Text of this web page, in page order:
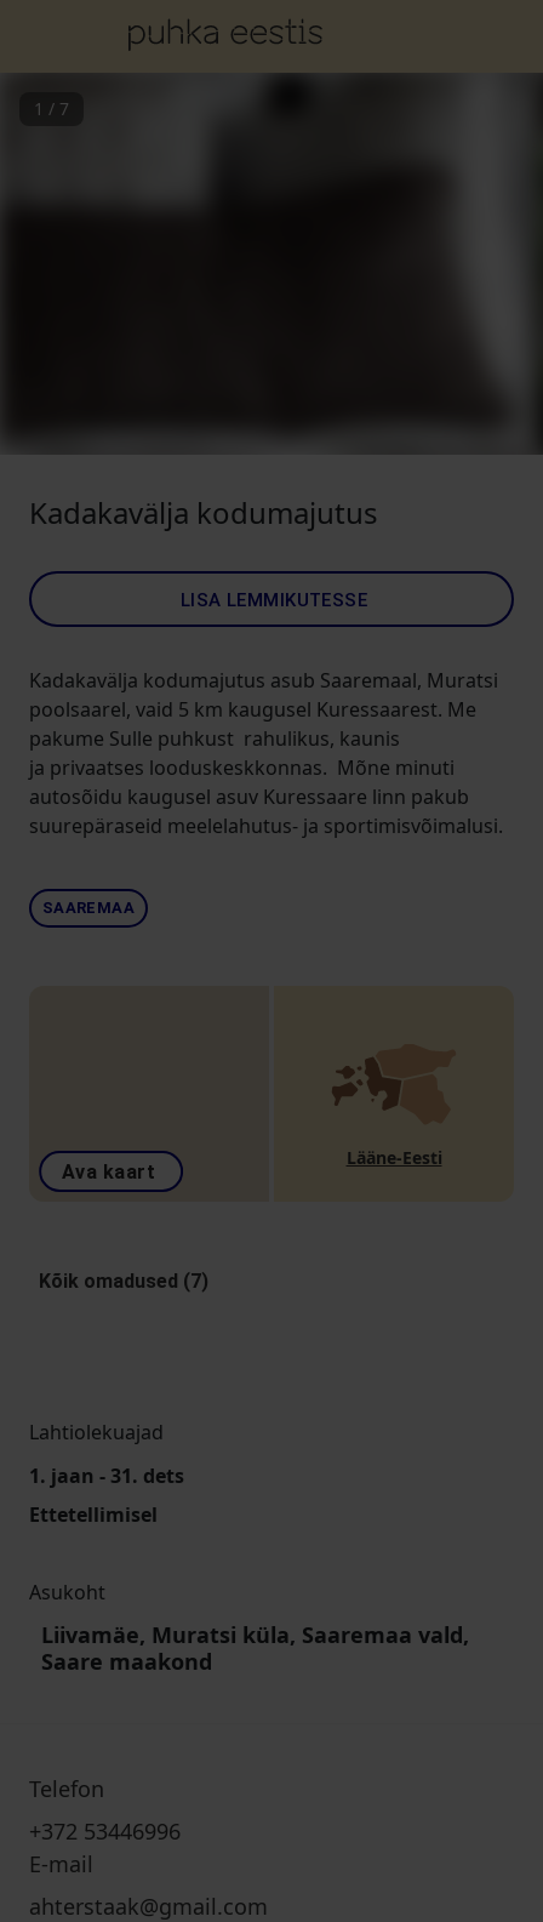
1 / 7
Kadakavälja kodumajutus
LISA LEMMIKUTESSE
Kadakavälja kodumajutus asub Saaremaal, Muratsi
poolsaarel, vaid 5 km kaugusel Kuressaarest. Me
pakume Sulle puhkust rahulikus, kaunis
ja privaatses looduskeskkonnas. Mõne minuti
autosõidu kaugusel asuv Kuressaare linn pakub
suurepäraseid meelelahutus- ja sportimisvõimalusi.
SAAREMAA
Ava kaart
Lääne-Eesti
Kõik omadused (7)
Lahtiolekuajad
1. jaan - 31. dets
Ettetellimisel
Asukoht
Liivamäe, Muratsi küla, Saaremaa vald,
Saare maakond
Telefon
+372 53446996
E-mail
ahterstaak@gmail.com